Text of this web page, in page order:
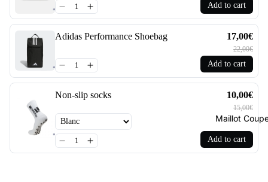
Maillot
Add to cart
Adidas Performance Shoebag 17,00€
22,00€
Add to cart
Non-slip socks 10,00€
15,00€
Add to cart